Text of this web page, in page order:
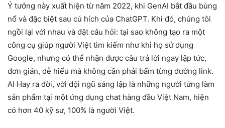
Ý tưởng này xuất hiện từ năm 2022, khi GenAI bắt đầu bùng
nổ và đặc biệt sau cú hích của ChatGPT. Khi đó, chúng tôi
ngồi lại với nhau và đặt câu hỏi: tại sao không tạo ra một
công cụ giúp người Việt tìm kiếm như khi họ sử dụng
Google, nhưng có thể nhận được câu trả lời ngay lập tức,
đơn giản, dễ hiểu mà không cần phải bấm từng đường link.
AI Hay ra đời, với đội ngũ sáng lập là những người từng làm
sản phẩm tại một ứng dụng chat hàng đầu Việt Nam, hiện
có hơn 40 kỹ sư, 100% là người Việt.